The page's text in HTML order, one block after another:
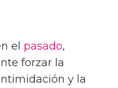
el pasado,
forzar la
y la